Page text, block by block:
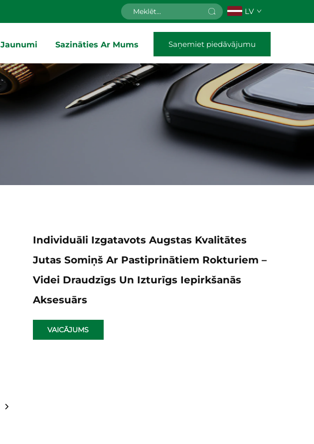
LV
Jaunumi Sazināties Ar Mums Saņemiet piedāvājumu
Individuāli Izgatavots Augstas Kvalitātes
Jutas Somiņš Ar Pastiprinātiem Rokturiem –
Videi Draudzīgs Un Izturīgs Iepirkšanās
Aksesuārs
VAICĀJUMS